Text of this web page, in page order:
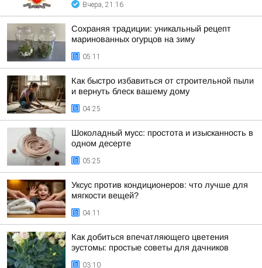
Вчера, 21:16
Сохраняя традиции: уникальный рецепт
маринованных огурцов на зиму
05:11
Как быстро избавиться от строительной пыли
и вернуть блеск вашему дому
04:25
Шоколадный мусс: простота и изысканность в
одном десерте
05:25
Уксус против кондиционеров: что лучше для
мягкости вещей?
04:11
Как добиться впечатляющего цветения
эустомы: простые советы для дачников
03:10